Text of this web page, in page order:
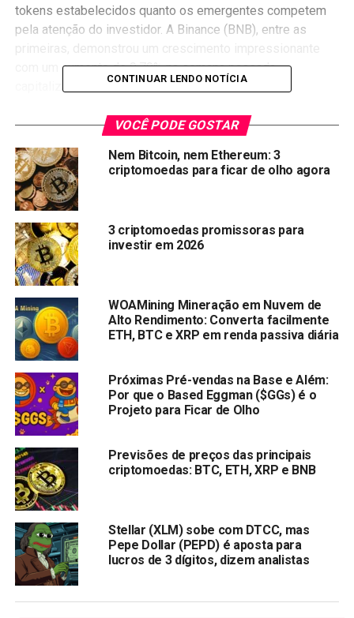
tokens estabelecidos quanto os emergentes competem
pela atenção do investidor. A Binance (BNB), entre as
primeiras, demonstrou um crescimento impressionante
com um aumento de 9,79% na semana passada,
capitalizando o recente aumento do Bitcoin.
KangaMoon, um recém-chegado, procura
revolucionar o espaço damoeda meme, rompendo com o
status quo estereotipado associado às moedas meme.
Enquanto isso, a Arbitrumcontinuou a enfrentar grandes
flutuações abaixo da marca de preço de US$ 2.
KangaMoon: Pioneira na evolução da moeda meme
através da integração Play-to-Earn e SocialFi
está fazendo uma entrada notável no mercado de moedas
meme, destacando-se por sua integração estratégica de
tecnologias movidas a blockchain como SocialFi e
GameFi. Em particular, a plataforma oferece aos
utilizadores um ecossistema de jogo dedicado onde
podem participar em batalhas e concursos, com o
potencial de ganhar recompensas sob a forma de tokens
meme e tokens não fungíveis (NFTs) procurados.
Ao contrário da maioria das moedas meme por aí, o token
meio de troca dentro do ecossistema quanto como token
de governança. Entre outras coisas, o token nativo facilita
as transações no jogo, atualizações de personagens e
CONTINUAR LENDO NOTÍCIA
VOCÊ PODE GOSTAR
Nem Bitcoin, nem Ethereum: 3
criptomoedas para ficar de olho agora
3 criptomoedas promissoras para
investir em 2026
WOAMining Mineração em Nuvem de
Alto Rendimento: Converta facilmente
ETH, BTC e XRP em renda passiva diária
Próximas Pré-vendas na Base e Além:
Por que o Based Eggman ($GGs) é o
Projeto para Ficar de Olho
Previsões de preços das principais
criptomoedas: BTC, ETH, XRP e BNB
Stellar (XLM) sobe com DTCC, mas
Pepe Dollar (PEPD) é aposta para
lucros de 3 dígitos, dizem analistas